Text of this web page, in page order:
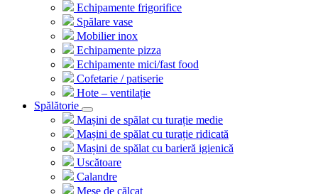
Echipamente frigorifice
Spălare vase
Mobilier inox
Echipamente pizza
Echipamente mici/fast food
Cofetarie / patiserie
Hote – ventilație
Spălătorie
Mașini de spălat cu turație medie
Mașini de spălat cu turație ridicată
Mașini de spălat cu barieră igienică
Uscătoare
Calandre
Mese de călcat